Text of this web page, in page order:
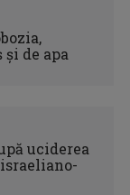
de apa
uciderea